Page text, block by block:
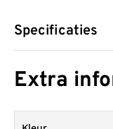
Specificaties
Extra